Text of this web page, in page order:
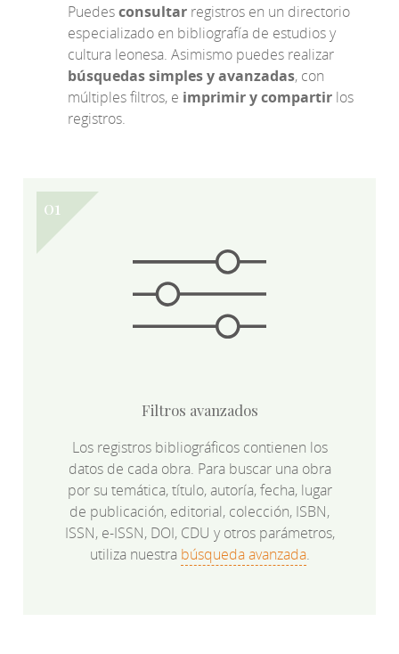
Puedesconsultar registros en un directorio
especializado en bibliografía de estudios y
cultura leonesa. Asimismo puedes realizar
búsquedas simples y avanzadas, con
múltiples filtros, e imprimir y compartir los
registros.
Filtros avanzados
Los registros bibliográficos contienen los
datos de cada obra. Para buscar una obra
por su temática, título, autoría, fecha, lugar
de publicación, editorial, colección, ISBN,
ISSN, e-ISSN, DOI, CDU y otros parámetros,
utiliza nuestra búsqueda avanzada.